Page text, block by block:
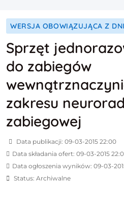
WERSJA OBOWIĄZUJĄCA Z
Sprzęt
do zabiegów
zakresu
zabiegowej
Data publikacji: 09-03-2015 22:00
Data składania ofert: 09-03-2015
Data ogłoszenia wyników: 09-03-
Status: Archiwalne